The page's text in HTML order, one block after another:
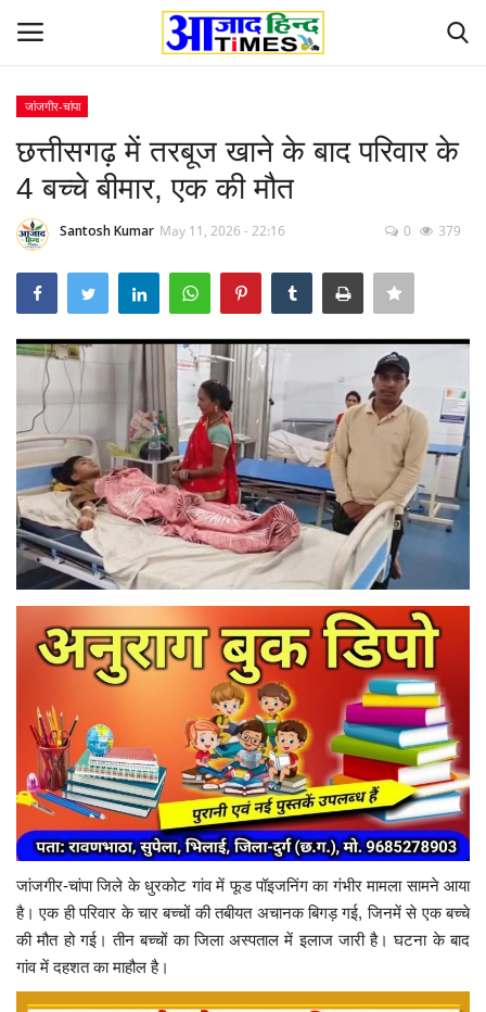
Home
ओडिशा
Contact
देश-विदेश
छत्तीसगढ़ राज्य
दुनिया
मनोरंजन
सेहत
राशिफल
खेल
बिजनेस
फोटो
वीडियो
जांजगीर-चांपा
छत्तीसगढ़ में तरबूज खाने के बाद परिवार के
4 बच्चे बीमार, एक की मौत
Santosh Kumar May 11, 2026 - 22:16 0 379
जांजगीर-चांपा जिले के धुरकोट गांव में फूड पॉइजनिंग का गंभीर मामला सामने आया
है। एक ही परिवार के चार बच्चों की तबीयत अचानक बिगड़ गई, जिनमें से एक बच्चे
की मौत हो गई। तीन बच्चों का जिला अस्पताल में इलाज जारी है। घटना के बाद
गांव में दहशत का माहौल है।